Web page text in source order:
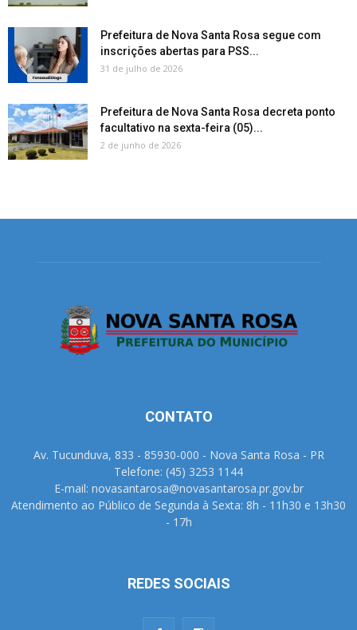
Prefeitura de Nova Santa Rosa segue com
inscrições abertas para PSS...
31 de julho de 2026
Prefeitura de Nova Santa Rosa decreta ponto
facultativo na sexta-feira (05)...
2 de junho de 2026
CONTATO
Av. Tucunduva, 833 - 85930-000 - Nova Santa Rosa - PR
Telefone: (45) 3253 1144
E-mail: novasantarosa@novasantarosa.pr.gov.br
Atendimento ao Público de Segunda à Sexta: 8h - 11h30 e 13h30
- 17h
REDES SOCIAIS